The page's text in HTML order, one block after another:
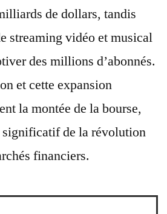
de dollars, tandis
streaming vidéo et musical
des millions d’abonnés.
et cette expansion
la montée de la bourse,
de la révolution
financiers.